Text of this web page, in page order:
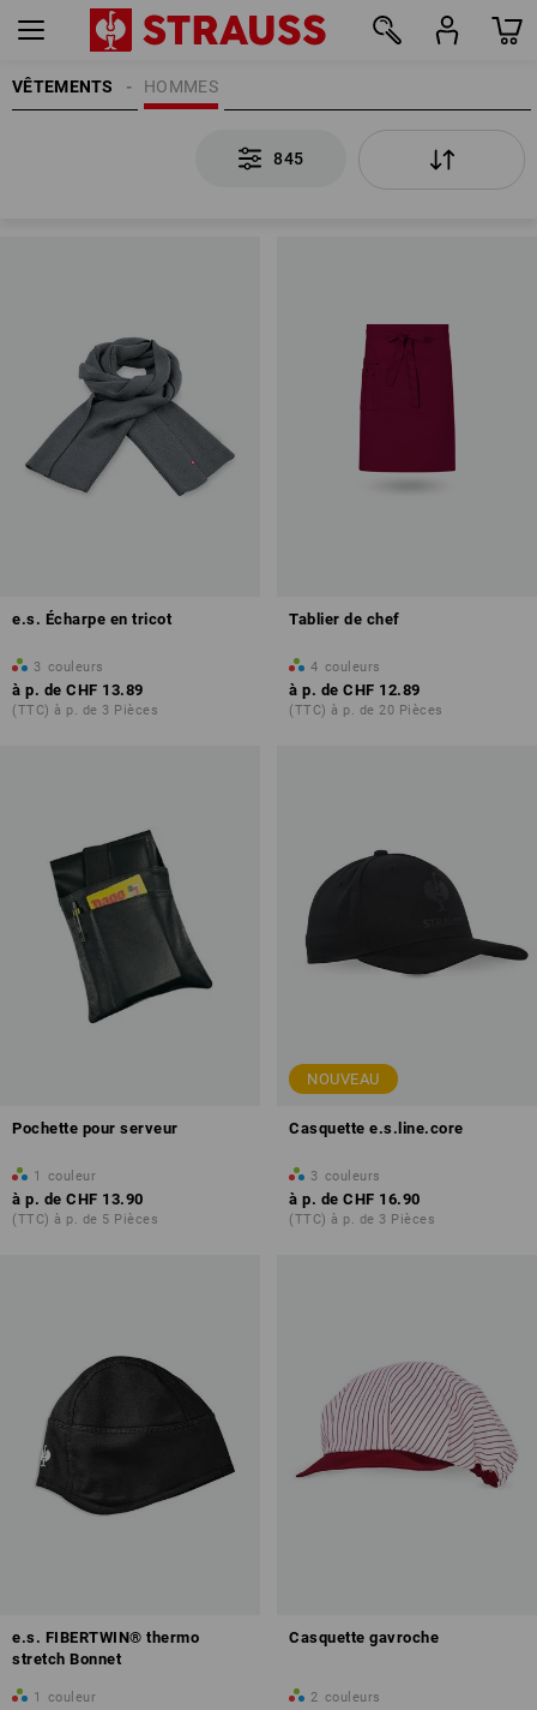
VÊTEMENTS HOMMES
845
e.s. Écharpe en tricot
3 couleurs
à p. de CHF 13.89
(TTC) à p. de 3 Pièces
Tablier de chef
4 couleurs
à p. de CHF 12.89
(TTC) à p. de 20 Pièces
Pochette pour serveur
1 couleur
à p. de CHF 13.90
(TTC) à p. de 5 Pièces
NOUVEAU
Casquette e.s.line.core
3 couleurs
à p. de CHF 16.90
(TTC) à p. de 3 Pièces
e.s. FIBERTWIN® thermo
stretch Bonnet
1 couleur
Casquette gavroche
2 couleurs